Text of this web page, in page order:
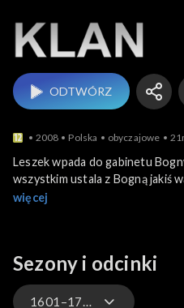
ODTWÓRZ
2008 Polska obyczajowe
Leszek wpada do gabinetu
wszystkim ustala z Bogną jakiś
Tamara jest świadkiem rozmowy
Beacie, że projekt wspólnego
żywności nie jest gotowy.
więcej
Sezony i odcinki
1601–1700